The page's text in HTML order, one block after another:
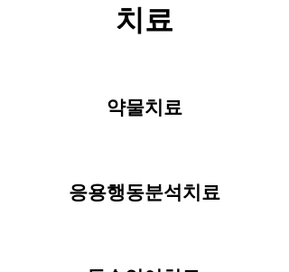
치료
약물치료
응용행동분석치료